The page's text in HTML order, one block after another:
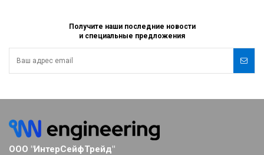
Получите наши последние новости
и специальные предложения
ООО "ИнтерСейфТрейд"